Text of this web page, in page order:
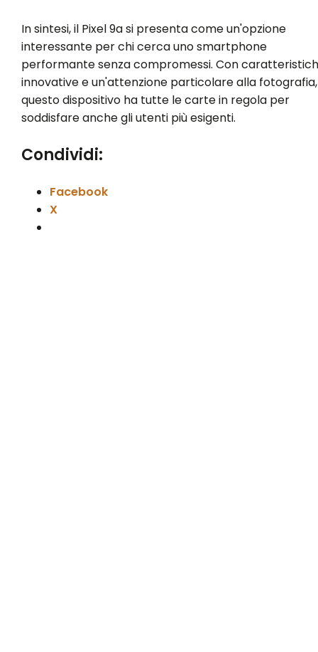
In sintesi, il Pixel 9a si presenta come un'opzione
interessante per chi cerca uno smartphone
performante senza compromessi. Con
innovative e un'attenzione particolare alla fotografia,
questo dispositivo ha tutte le carte in regola per
soddisfare anche gli utenti più esigenti.
Condividi:
Facebook
X